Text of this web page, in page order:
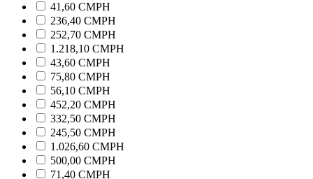
41,60 CMPH
236,40 CMPH
252,70 CMPH
1.218,10 CMPH
43,60 CMPH
75,80 CMPH
56,10 CMPH
452,20 CMPH
332,50 CMPH
245,50 CMPH
1.026,60 CMPH
500,00 CMPH
71,40 CMPH